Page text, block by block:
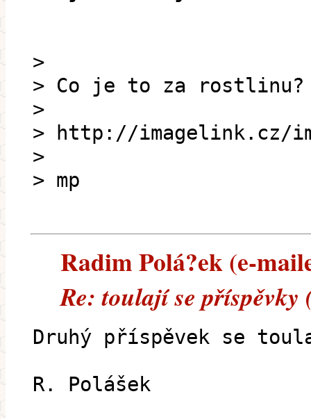
>
> Co je to za rostlinu?
>
> http://imagelink.cz/
>
> mp
Radim Polá?ek (e-
Re: toulají se příspěvky
Druhý příspěvek se
R. Polášek